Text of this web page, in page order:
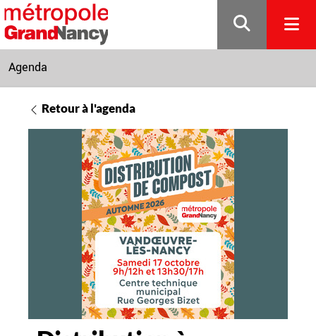
Gestion de vos préférences sur les cookies
Agenda
Retour à l'agenda